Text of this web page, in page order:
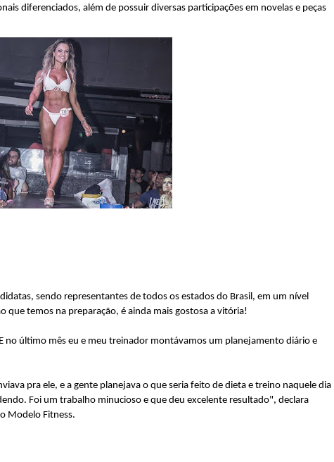
diferenciados, além de possuir diversas participações em novelas e peças
sendo representantes de todos os estados do Brasil, em um nível
que temos na preparação, é ainda mais gostosa a vitória!
no último mês eu e meu treinador montávamos um planejamento diário e
pra ele, e a gente planejava o que seria feito de dieta e treino naquele dia
Foi um trabalho minucioso e que deu excelente resultado", declara
Modelo Fitness.